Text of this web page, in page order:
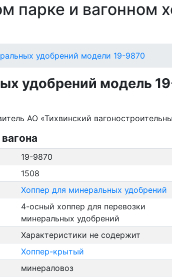
парке и вагонном
удобрений модели 19-9870
удобрений модель
АО «Тихвинский
19-9870
1508
Хоппер для минеральных удобрений
4-осный хоппер для перевозки
минеральных удобрений
Характеристики не содержит
Хоппер-крытый
минераловоз